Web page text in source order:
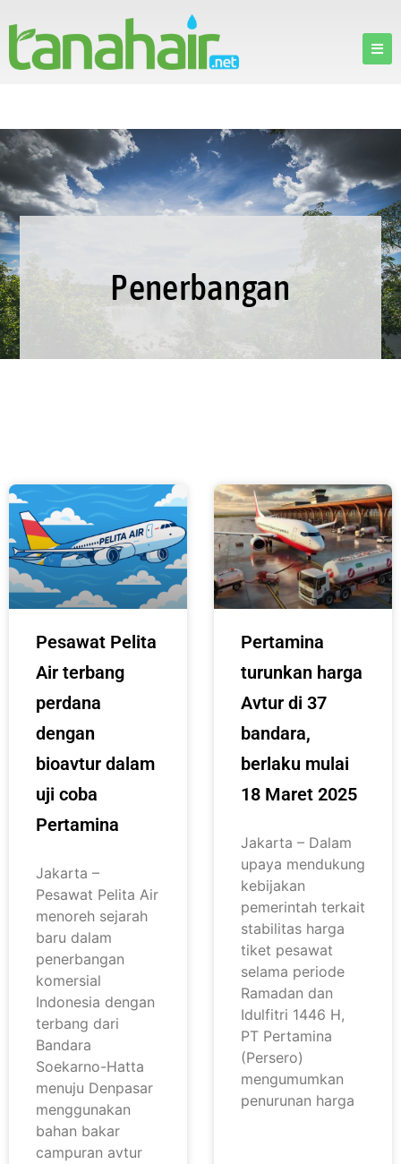
Penerbangan
Pesawat Pelita
Air terbang
perdana
dengan
bioavtur dalam
uji coba
Pertamina
Jakarta –
Pesawat Pelita Air
menoreh sejarah
baru dalam
penerbangan
komersial
Indonesia dengan
terbang dari
Bandara
Soekarno-Hatta
menuju Denpasar
menggunakan
bahan bakar
campuran avtur
Pertamina
turunkan harga
Avtur di 37
bandara,
berlaku mulai
18 Maret 2025
Jakarta – Dalam
upaya mendukung
kebijakan
pemerintah terkait
stabilitas harga
tiket pesawat
selama periode
Ramadan dan
Idulfitri 1446 H,
PT Pertamina
(Persero)
mengumumkan
penurunan harga